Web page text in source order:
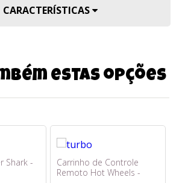
CARACTERÍSTICAS
estas opções
Shark -
Carrinho de Controle
Remoto Hot Wheels -